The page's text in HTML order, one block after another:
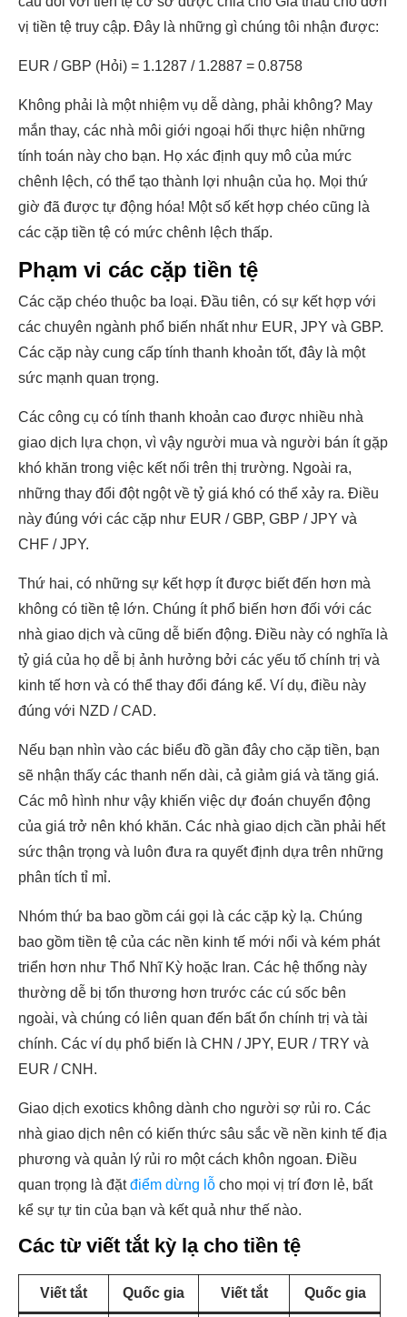
vị tiền tệ truy cập. Đây là những gì chúng tôi nhận được:
EUR / GBP (Hỏi) = 1.1287 / 1.2887 = 0.8758
Không phải là một nhiệm vụ dễ dàng, phải không? May
mắn thay, các nhà môi giới ngoại hối thực hiện những
tính toán này cho bạn. Họ xác định quy mô của mức
chênh lệch, có thể tạo thành lợi nhuận của họ. Mọi thứ
giờ đã được tự động hóa! Một số kết hợp chéo cũng là
các cặp tiền tệ có mức chênh lệch thấp.
Phạm vi các cặp tiền tệ
Các cặp chéo thuộc ba loại. Đầu tiên, có sự kết hợp với
các chuyên ngành phổ biến nhất như EUR, JPY và GBP.
Các cặp này cung cấp tính thanh khoản tốt, đây là một
sức mạnh quan trọng.
Các công cụ có tính thanh khoản cao được nhiều nhà
giao dịch lựa chọn, vì vậy người mua và người bán ít gặp
khó khăn trong việc kết nối trên thị trường. Ngoài ra,
những thay đổi đột ngột về tỷ giá khó có thể xảy ra. Điều
này đúng với các cặp như EUR / GBP, GBP / JPY và
CHF / JPY.
Thứ hai, có những sự kết hợp ít được biết đến hơn mà
không có tiền tệ lớn. Chúng ít phổ biến hơn đối với các
nhà giao dịch và cũng dễ biến động. Điều này có nghĩa là
tỷ giá của họ dễ bị ảnh hưởng bởi các yếu tố chính trị và
kinh tế hơn và có thể thay đổi đáng kể. Ví dụ, điều này
đúng với NZD / CAD.
Nếu bạn nhìn vào các biểu đồ gần đây cho cặp tiền, bạn
sẽ nhận thấy các thanh nến dài, cả giảm giá và tăng giá.
Các mô hình như vậy khiến việc dự đoán chuyển động
của giá trở nên khó khăn. Các nhà giao dịch cần phải hết
sức thận trọng và luôn đưa ra quyết định dựa trên những
phân tích tỉ mỉ.
Nhóm thứ ba bao gồm cái gọi là các cặp kỳ lạ. Chúng
bao gồm tiền tệ của các nền kinh tế mới nổi và kém phát
triển hơn như Thổ Nhĩ Kỳ hoặc Iran. Các hệ thống này
thường dễ bị tổn thương hơn trước các cú sốc bên
ngoài, và chúng có liên quan đến bất ổn chính trị và tài
chính. Các ví dụ phổ biến là CHN / JPY, EUR / TRY và
EUR / CNH.
Giao dịch exotics không dành cho người sợ rủi ro. Các
nhà giao dịch nên có kiến thức sâu sắc về nền kinh tế địa
phương và quản lý rủi ro một cách khôn ngoan. Điều
quan trọng là đặtđiểm dừng lỗ cho mọi vị trí đơn lẻ, bất
kể sự tự tin của bạn và kết quả như thế nào.
Các từ viết tắt kỳ lạ cho tiền tệ
Viết tắt Quốc gia Viết tắt Quốc gia